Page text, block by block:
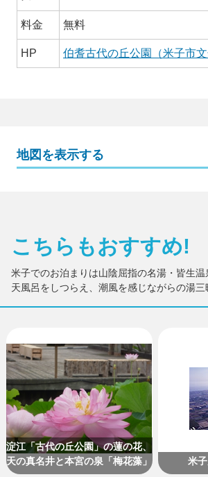
料金 無料
HP 伯耆古代の丘公園（米子市文
地図を表示する
こちらもおすすめ!
米子でのお泊まりは山陰屈指の名湯・皆生
天風呂をしつらえ、潮風を感じながらの湯三
淀江「古代の丘公園」の蓮の花、
天の真名井と本宮の泉「梅花藻」
米